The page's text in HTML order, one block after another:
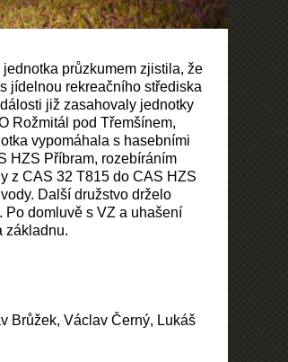
průzkumem zjistila, že
jídelnou rekreačního střediska
již zasahovaly jednotky
Rožmitál pod Třemšínem,
vypomáhala s hasebními
HZS Příbram, rozebíráním
z CAS 32 T815 do CAS HZS
Další družstvo drželo
Po domluvě s VZ a uhašení
základnu.
Brůžek, Václav Černý, Lukáš